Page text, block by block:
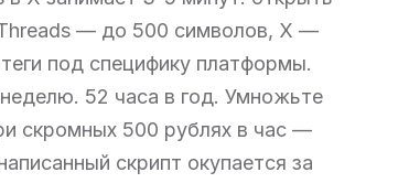
— до 500 символов, X —
под специфику платформы.
52 часа в год. Умножьте
скромных 500 рублях в час —
скрипт окупается за